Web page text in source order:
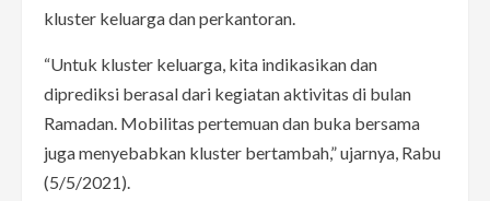
kluster keluarga dan perkantoran.
“Untuk kluster keluarga, kita indikasikan dan
diprediksi berasal dari kegiatan aktivitas di bulan
Ramadan. Mobilitas pertemuan dan buka bersama
juga menyebabkan kluster bertambah,” ujarnya, Rabu
(5/5/2021).